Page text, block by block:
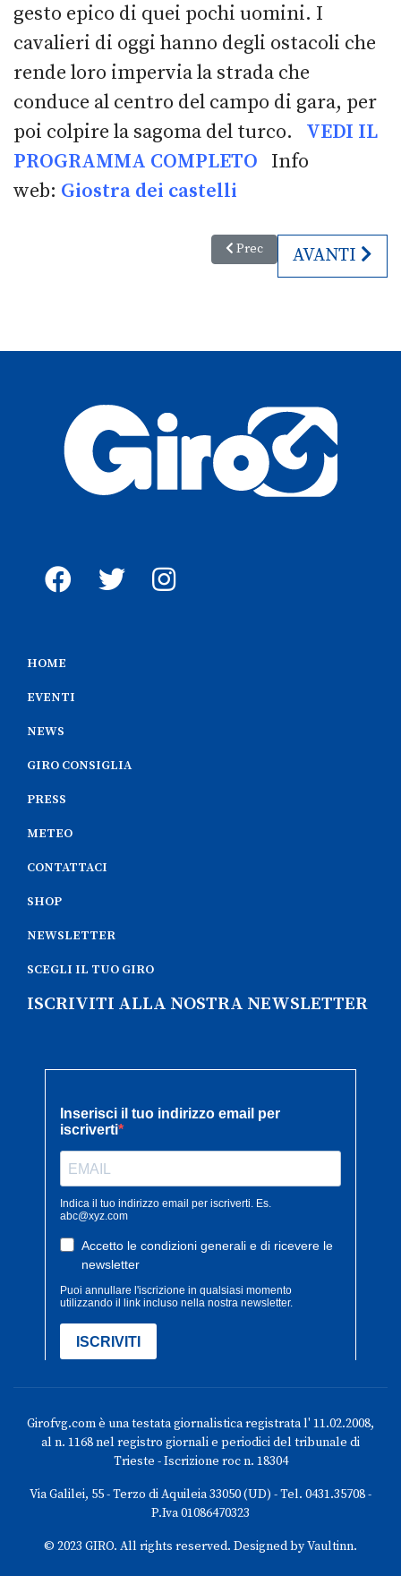
gesto epico di quei pochi uomini. I
cavalieri di oggi hanno degli ostacoli che
rende loro impervia la strada che
conduce al centro del campo di gara, per
poi colpire la sagoma del turco. VEDI IL
PROGRAMMA COMPLETO Info
web: Giostra dei castelli
Articolo precedente: 14. Una
Prec ARTICOLO
AVANTI
HOME
EVENTI
NEWS
GIRO CONSIGLIA
PRESS
METEO
CONTATTACI
SHOP
NEWSLETTER
SCEGLI IL TUO GIRO
ISCRIVITI ALLA NOSTRA NEWSLETTER
Girofvg.com è una testata giornalistica registrata l' 11.02.2008,
al n. 1168 nel registro giornali e periodici del tribunale di
Trieste - Iscrizione roc n. 18304
Via Galilei, 55 - Terzo di Aquileia 33050 (UD) - Tel. 0431.35708 -
P.Iva 01086470323
© 2023 GIRO. All rights reserved. Designed by Vaultinn.